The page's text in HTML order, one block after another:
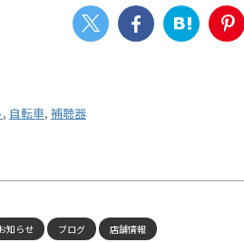
, 自転車, 補聴器
知らせ ブログ 店舗情報